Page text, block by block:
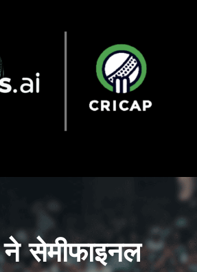
सेमीफाइनल